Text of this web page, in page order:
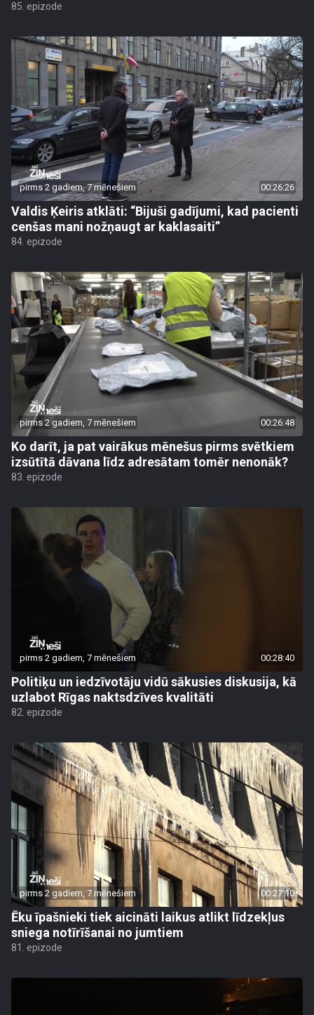
85. epizode
pirms 2 gadiem, 7 mēnešiem 00:26:26
Valdis Ķeiris atklāti: “Bijuši gadījumi, kad pacienti
cenšas mani nožņaugt ar kaklasaiti”
84. epizode
pirms 2 gadiem, 7 mēnešiem 00:26:48
Ko darīt, ja pat vairākus mēnešus pirms svētkiem
izsūtītā dāvana līdz adresātam tomēr nenonāk?
83. epizode
pirms 2 gadiem, 7 mēnešiem 00:28:40
Politiķu un iedzīvotāju vidū sākusies diskusija, kā
uzlabot Rīgas naktsdzīves kvalitāti
82. epizode
pirms 2 gadiem, 7 mēnešiem 00:27:10
Ēku īpašnieki tiek aicināti laikus atlikt līdzekļus
sniega notīrīšanai no jumtiem
81. epizode